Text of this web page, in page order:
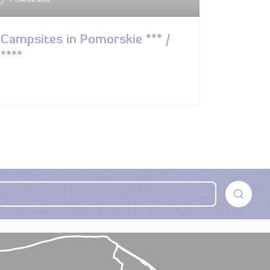
Campsites in Pomorskie *** /
****